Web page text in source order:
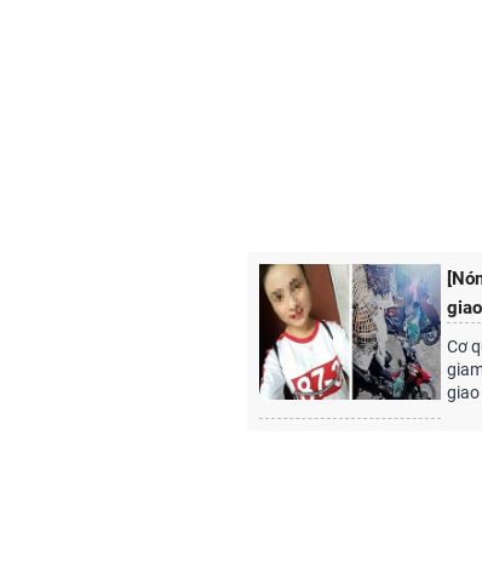
Cơ
giao